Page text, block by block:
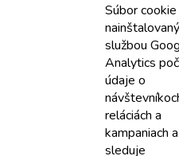
Súbor
nainštalovaný
službou
Analytics
údaje o
reláciách a
kampaniach
sleduje